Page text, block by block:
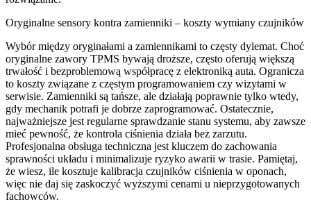
Oryginalne sensory kontra zamienniki – koszty wymiany czujników
Wybór między oryginałami a zamiennikami to częsty dylemat. Choć
oryginalne zawory TPMS bywają droższe, często oferują większą
trwałość i bezproblemową współpracę z elektroniką auta. Ogranicza
to koszty związane z częstym programowaniem czy wizytami w
serwisie. Zamienniki są tańsze, ale działają poprawnie tylko wtedy,
gdy mechanik potrafi je dobrze zaprogramować. Ostatecznie,
najważniejsze jest regularne sprawdzanie stanu systemu, aby zawsze
mieć pewność, że kontrola ciśnienia działa bez zarzutu.
Profesjonalna obsługa techniczna jest kluczem do zachowania
sprawności układu i minimalizuje ryzyko awarii w trasie. Pamiętaj,
że wiesz, ile kosztuje kalibracja czujników ciśnienia w oponach,
więc nie daj się zaskoczyć wyższymi cenami u nieprzygotowanych
fachowców.